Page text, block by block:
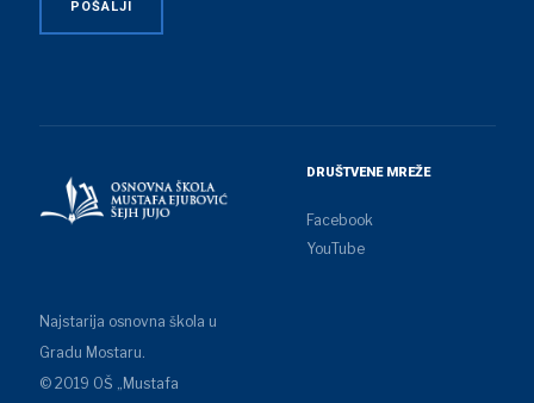
Najstarija osnovna škola u
Gradu Mostaru.
© 2019 OŠ „Mustafa
DRUŠTVENE MREŽE
Facebook
YouTube